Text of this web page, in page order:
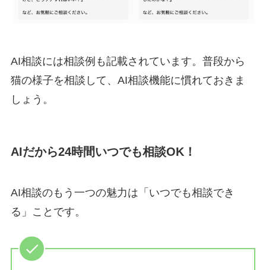
AI相談には相談例も記載されています。普段から
猫の様子を相談して、AI相談機能に慣れておきま
しょう。
AIだから24時間いつでも相談OK！
AI相談のもう一つの魅力は「 いつでも相談でき
る 」ことです。